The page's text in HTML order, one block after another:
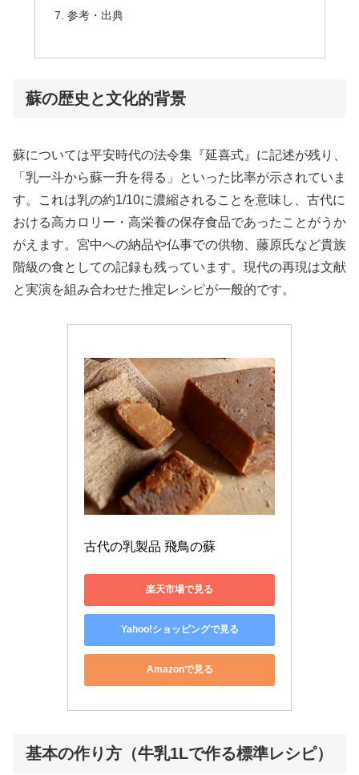
参考・出典
蘇の歴史と文化的背景
蘇については平安時代の法令集『延喜式』に記述が残り、
「乳一斗から蘇一升を得る」といった比率が示されていま
す。これは乳の約1/10に濃縮されることを意味し、古代に
おける高カロリー・高栄養の保存食品であったことがうか
がえます。宮中への納品や仏事での供物、藤原氏など貴族
階級の食としての記録も残っています。現代の再現は文献
と実演を組み合わせた推定レシピが一般的です。
古代の乳製品 飛鳥の蘇
楽天市場で見る
Yahoo!ショッピングで見る
Amazonで見る
基本の作り方（牛乳1Lで作る標準レシピ）